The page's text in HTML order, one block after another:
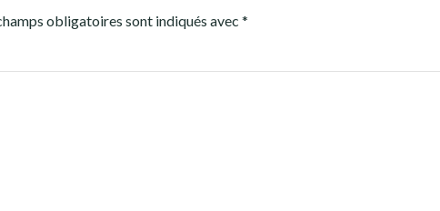
obligatoires sont indiqués avec *